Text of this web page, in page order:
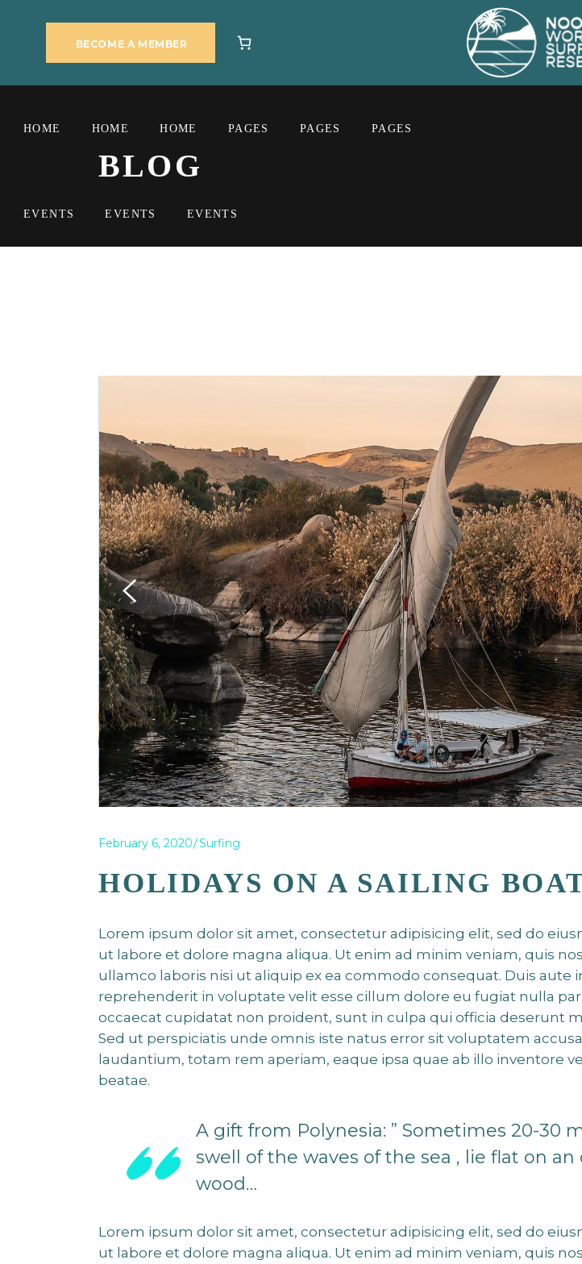
BECOME A MEMBER
HOME HOME HOME PAGES PAGES PAGES
EVENTS EVENTS EVENTS
BLOG
February 6, 2020 Surfing
HOLIDAYS ON A SAILING
Lorem ipsum dolor sit amet, consectetur adipisicing elit, sed do
ut labore et dolore magna aliqua. Ut enim ad minim veniam, quis
ullamco laboris nisi ut aliquip ex ea commodo consequat. Duis aute
reprehenderit in voluptate velit esse cillum dolore eu fugiat nulla
occaecat cupidatat non proident, sunt in culpa qui officia deserunt
Sed ut perspiciatis unde omnis iste natus error sit voluptatem
laudantium, totam rem aperiam, eaque ipsa quae ab illo inventore
beatae.
A gift from Polynesia: ” Sometimes 20-30
swell of the waves of the sea , lie flat on an
wood…
Lorem ipsum dolor sit amet, consectetur adipisicing elit, sed do
ut labore et dolore magna aliqua. Ut enim ad minim veniam, quis